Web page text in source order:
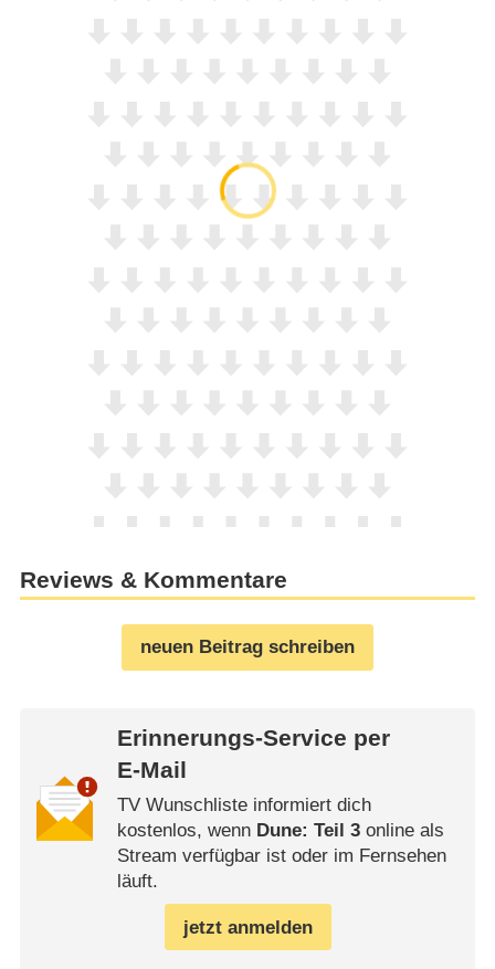
Reviews & Kommentare
neuen Beitrag schreiben
Erinnerungs-Service per
E-Mail
TV Wunschliste informiert dich
kostenlos, wenn Dune: Teil 3online als
Stream verfügbar ist oder im Fernsehen
läuft.
jetzt anmelden